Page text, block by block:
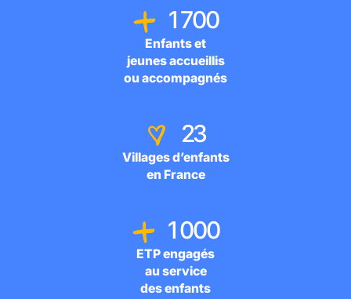
1 700
Enfants et
jeunes accueillis
ou accompagnés
23
Villages d’enfants
en France
1 000
ETP engagés
au service
des enfants